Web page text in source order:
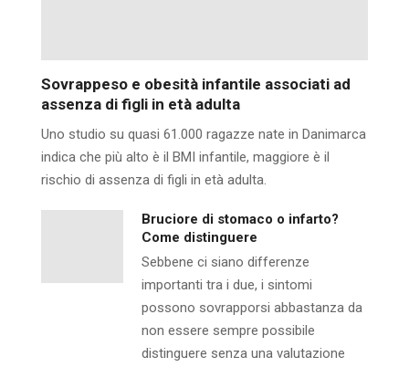
Sovrappeso e obesità infantile associati ad
assenza di figli in età adulta
Uno studio su quasi 61.000 ragazze nate in Danimarca
indica che più alto è il BMI infantile, maggiore è il
rischio di assenza di figli in età adulta.
Bruciore di stomaco o infarto?
Come distinguere
Sebbene ci siano differenze
importanti tra i due, i sintomi
possono sovrapporsi abbastanza da
non essere sempre possibile
distinguere senza una valutazione